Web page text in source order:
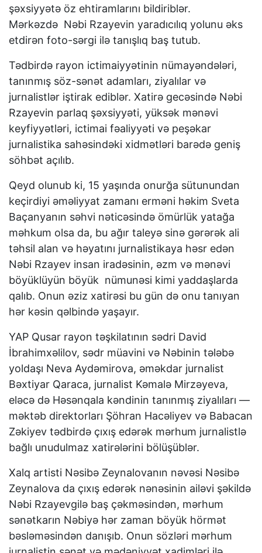
şəxsiyyətə öz ehtiramlarını bildiriblər.
Mərkəzdə Nəbi Rzayevin yaradıcılıq yolunu əks
etdirən foto-sərgi ilə tanışlıq baş tutub.
Tədbirdə rayon ictimaiyyətinin nümayəndələri,
tanınmış söz-sənət adamları, ziyalılar və
jurnalistlər iştirak ediblər. Xatirə gecəsində Nəbi
Rzayevin parlaq şəxsiyyəti, yüksək mənəvi
keyfiyyətləri, ictimai fəaliyyəti və peşəkar
jurnalistika sahəsindəki xidmətləri barədə geniş
söhbət açılıb.
Qeyd olunub ki, 15 yaşında onurğa sütunundan
keçirdiyi əməliyyat zamanı erməni həkim Sveta
Baçanyanın səhvi nəticəsində ömürlük yatağa
məhkum olsa da, bu ağır taleyə sinə gərərək ali
təhsil alan və həyatını jurnalistikaya həsr edən
Nəbi Rzayev insan iradəsinin, əzm və mənəvi
böyüklüyün böyük nümunəsi kimi yaddaşlarda
qalıb. Onun əziz xatirəsi bu gün də onu tanıyan
hər kəsin qəlbində yaşayır.
YAP Qusar rayon təşkilatının sədri David
İbrahimxəlilov, sədr müavini və Nəbinin tələbə
yoldaşı Neva Aydəmirova, əməkdar jurnalist
Bəxtiyar Qaraca, jurnalist Kəmalə Mirzəyeva,
eləcə də Həsənqala kəndinin tanınmış ziyalıları —
məktəb direktorları Şöhran Hacəliyev və Babacan
Zəkiyev tədbirdə çıxış edərək mərhum jurnalistlə
bağlı unudulmaz xatirələrini bölüşüblər.
Xalq artisti Nəsibə Zeynalovanın nəvəsi Nəsibə
Zeynalova da çıxış edərək nənəsinin ailəvi şəkildə
Nəbi Rzayevgilə baş çəkməsindən, mərhum
sənətkarın Nəbiyə hər zaman böyük hörmət
bəsləməsindən danışıb. Onun sözləri mərhum